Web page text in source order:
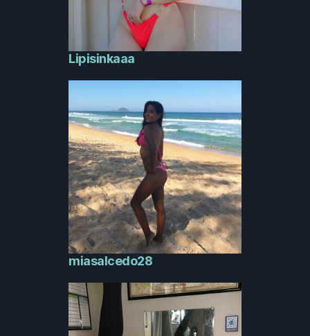
Lipisinkaaa
miasalcedo28